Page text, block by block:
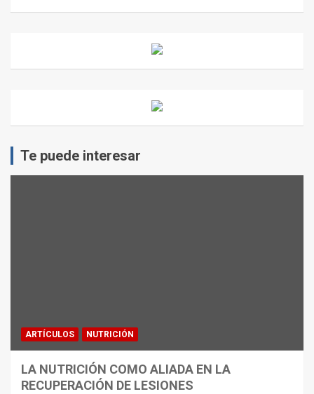
Te puede interesar
ARTÍCULOS NUTRICIÓN
LA NUTRICIÓN COMO ALIADA EN LA
RECUPERACIÓN DE LESIONES